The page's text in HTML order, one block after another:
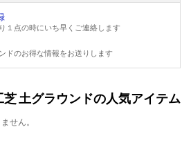
１点の時にいち早くご連絡します
ドのお得な情報をお送りします
土グラウンドの人気アイテム
せん。